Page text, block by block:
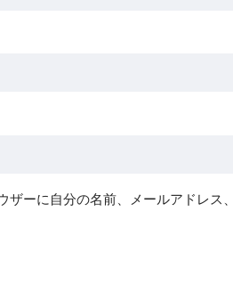
ーに自分の名前、メールアドレス